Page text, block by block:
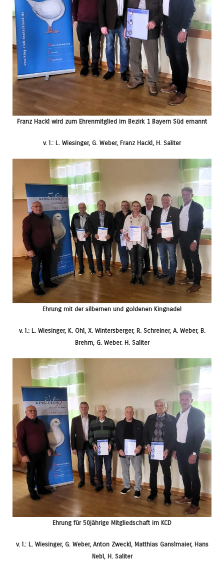
Franz Hackl wird zum Ehrenmitglied im Bezirk 1 Bayern Süd ernannt
v. l.: L. Wiesinger, G. Weber, Franz Hackl, H. Saliter
Ehrung mit der silbernen und goldenen Kingnadel
v. l.: L. Wiesinger, K. Ohl, X. Wintersberger, R. Schreiner, A. Weber, B.
Brehm, G. Weber. H. Saliter
Ehrung für 50jährige Mitgliedschaft im KCD
v. l.: L. Wiesinger, G. Weber, Anton Zweckl, Matthias Ganslmaier, Hans
Nebl, H. Saliter